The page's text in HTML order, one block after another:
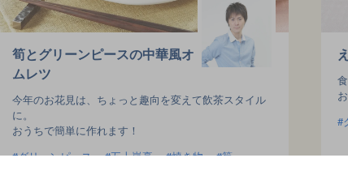
筍とグリーンピースの中華風オ
ムレツ
今年のお花見は、ちょっと趣向を変えて飲茶スタイル
に。
おうちで簡単に作れます！
グリーンピース
五十嵐豪 焼き物 筍